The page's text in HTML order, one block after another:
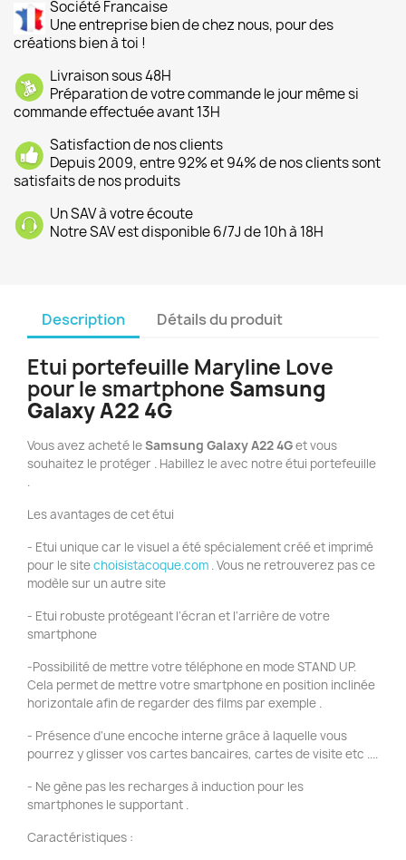
Société Francaise
Une entreprise bien de chez nous, pour des
créations bien à toi !
Livraison sous 48H
Préparation de votre commande le jour même si
commande effectuée avant 13H
Satisfaction de nos clients
Depuis 2009, entre 92% et 94% de nos clients sont
satisfaits de nos produits
Un SAV à votre écoute
Notre SAV est disponible 6/7J de 10h à 18H
Description Détails du produit
Etui portefeuille Maryline Love
pour le smartphone Samsung
Galaxy A22 4G
Vous avez acheté leSamsung Galaxy A22 4Get vous
souhaitez le protéger . Habillez le avec notre étui portefeuille
.
Les avantages de cet étui
- Etui unique car le visuel a été spécialement créé et imprimé
pour le sitechoisistacoque.com . Vous ne retrouverez pas ce
modèle sur un autre site
- Etui robuste protégeant l'écran et l'arrière de votre
smartphone
-Possibilité de mettre votre téléphone en mode STAND UP.
Cela permet de mettre votre smartphone en position inclinée
horizontale afin de regarder des films par exemple .
- Présence d'une encoche interne grâce à laquelle vous
pourrez y glisser vos cartes bancaires, cartes de visite etc ....
- Ne gène pas les recharges à induction pour les
smartphones le supportant .
Caractéristiques :